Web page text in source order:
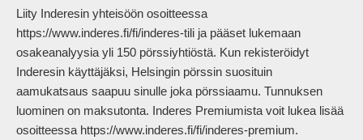
Liity Inderesin yhteisöön osoitteessa
https://www.inderes.fi/fi/inderes-tili ja pääset lukemaan
osakeanalyysia yli 150 pörssiyhtiöstä. Kun rekisteröidyt
Inderesin käyttäjäksi, Helsingin pörssin suosituin
aamukatsaus saapuu sinulle joka pörssiaamu. Tunnuksen
luominen on maksutonta. Inderes Premiumista voit lukea lisää
osoitteessa https://www.inderes.fi/fi/inderes-premium.